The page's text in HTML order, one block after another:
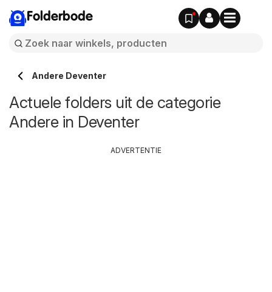
Folderbode
Andere Deventer
Actuele folders uit de categorie
Andere in Deventer
ADVERTENTIE